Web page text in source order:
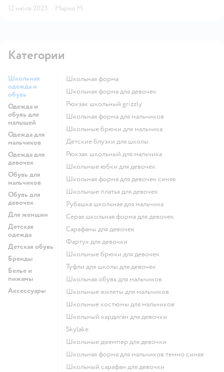
12 июля 2023 · Мария М.
Категории
Школьная
одежда и
обувь
Одежда и
обувь для
малышей
Одежда для
мальчиков
Одежда для
девочек
Обувь для
мальчиков
Обувь для
девочек
Для женщин
Детская
одежда
Детская обувь
Бренды
Белье и
пижамы
Аксессуары
Школьная форма
Школьная форма для девочек
Рюкзак школьный grizzly
Школьная форма для мальчиков
Школьные брюки для мальчика
Детские блузки для школы
Рюкзак школьный для мальчика
Школьные юбки для девочек
Школьная форма для девочек синяя
Школьные платья для девочек
Рубашка школьная для мальчика
Серая школьная форма для девочек
Сарафаны для девочек
Фартук для девочки
Школьные брюки для девочек
Туфли для школы для девочек
Школьная обувь для мальчиков
Школьные жилеты для мальчиков
Школьные костюмы для мальчиков
Школьный кардиган для девочки
Skylake
Школьные джемпер для девочки
Школьная форма для мальчиков темно синяя
Школьный сарафан для девочки